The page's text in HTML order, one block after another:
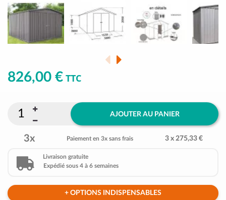
826,00 € TTC
AJOUTER AU PANIER
3x Paiement en 3x sans frais 3 x 275,33 €
Livraison gratuite
Expédié sous 4 à 6 semaines
+ OPTIONS INDISPENSABLES